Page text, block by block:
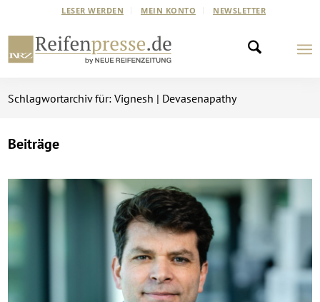
LESER WERDEN MEIN KONTO NEWSLETTER
Schlagwortarchiv für: Vignesh | Devasenapathy
Beiträge